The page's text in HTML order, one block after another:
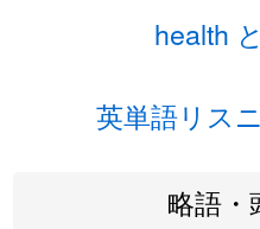
health
英単語リス
略語・